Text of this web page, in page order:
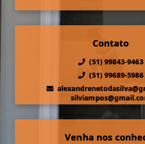
Contato
(51) 99843-9463
(51) 99689-5986
Venha nos